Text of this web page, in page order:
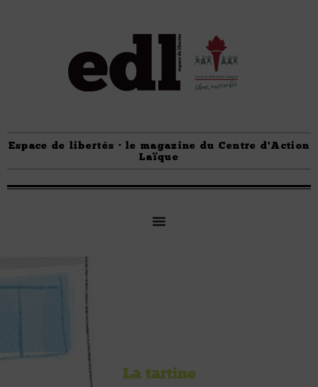
Espace de libertés · le magazine du Centre d'Action
Laïque
La tartine